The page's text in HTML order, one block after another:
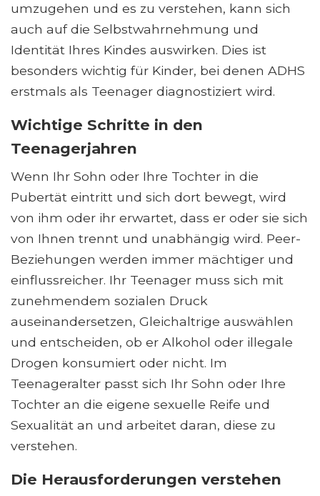
umzugehen und es zu verstehen, kann sich
auch auf die Selbstwahrnehmung und
Identität Ihres Kindes auswirken. Dies ist
besonders wichtig für Kinder, bei denen ADHS
erstmals als Teenager diagnostiziert wird.
Wichtige Schritte in den
Teenagerjahren
Wenn Ihr Sohn oder Ihre Tochter in die
Pubertät eintritt und sich dort bewegt, wird
von ihm oder ihr erwartet, dass er oder sie sich
von Ihnen trennt und unabhängig wird. Peer-
Beziehungen werden immer mächtiger und
einflussreicher. Ihr Teenager muss sich mit
zunehmendem sozialen Druck
auseinandersetzen, Gleichaltrige auswählen
und entscheiden, ob er Alkohol oder illegale
Drogen konsumiert oder nicht. Im
Teenageralter passt sich Ihr Sohn oder Ihre
Tochter an die eigene sexuelle Reife und
Sexualität an und arbeitet daran, diese zu
verstehen.
Die Herausforderungen verstehen